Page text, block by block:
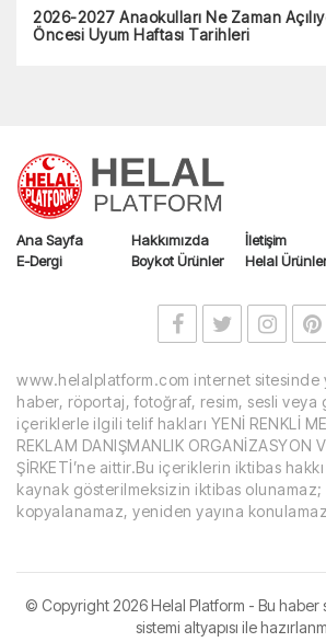
2026-2027 Anaokulları Ne Zaman
Öncesi Uyum Haftası Tarihleri
Ana Sayfa Hakkımızda İletişim
E-Dergi
Boykot Ürünler Helal Ürünler
www.helalplatform.com internet sitesinde
haber, röportaj, fotoğraf, resim, sesli veya
içeriklerle ilgili telif hakları YENİ RENKLİ
REKLAM DANIŞMANLIK ORGANİZASYON
ŞİRKETİ’ne aittir.Bu içeriklerin iktibas
kaynak gösterilmeksizin iktibas
kopyalanamaz, yeniden yayına
© Copyright2026 Helal Platform - Bu haber
sistemi altyapısı ile